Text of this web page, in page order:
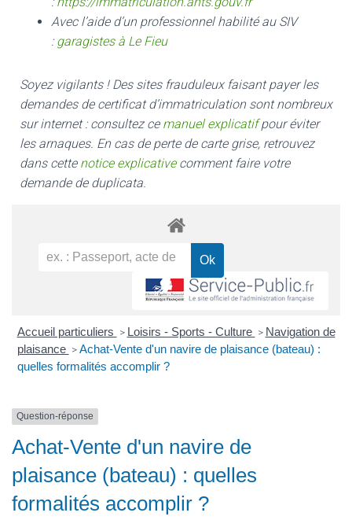
Avec l’aide d’un professionnel habilité au SIV
: garagistes à Le Fieu
Soyez vigilants ! Des sites frauduleux faisant payer les
demandes de certificat d’immatriculation sont nombreux
sur internet : consultez ce manuel explicatifpour éviter
les arnaques. En cas de perte de carte grise, retrouvez
dans cette notice explicativecomment faire votre
demande de duplicata.
Accueil particuliers > Loisirs - Sports - Culture > Navigation de
plaisance > Achat-Vente d'un navire de plaisance (bateau) :
quelles formalités accomplir ?
Question-réponse
Achat-Vente d'un navire de
plaisance (bateau) : quelles
formalités accomplir ?